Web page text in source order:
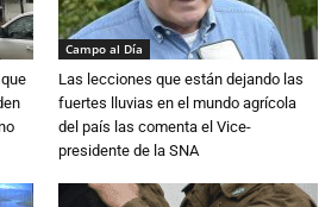
Campo al Día
Las lecciones que están dejando las
fuertes lluvias en el mundo agrícola
del país las comenta el Vice-
presidente de la SNA